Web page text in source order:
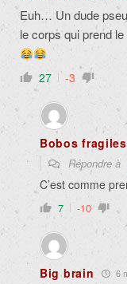
Euh… Un dude
le corps qui prend
27 -3
Bobos fragiles
Répondre à
C’est comme
7 -10
Big brain 6